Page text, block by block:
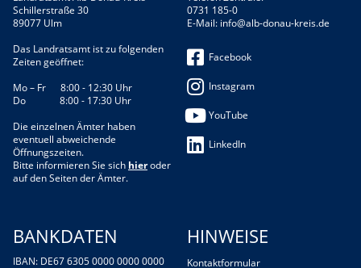
Schillerstraße 30
89077 Ulm
Das Landratsamt ist zu folgenden
Zeiten geöffnet:
Mo – Fr 8:00 - 12:30 Uhr
Do 8:00 - 17:30 Uhr
Die einzelnen Ämter haben
eventuell abweichende
Öffnungszeiten.
Bitte informieren Sie sich hieroder
auf den Seiten der Ämter.
0731 185-0
E-Mail: info@alb-donau-kreis.de
Facebook
Instagram
YouTube
LinkedIn
BANKDATEN
IBAN: DE67 6305 0000 0000 0000
HINWEISE
Kontaktformular